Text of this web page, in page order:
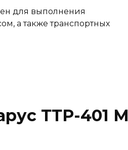
для выполнения
а также транспортных
ТТР-401 М